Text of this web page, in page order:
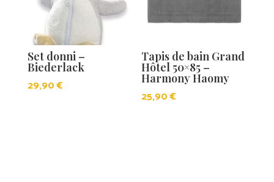
Set donni –
Biederlack
29,90€
Tapis de bain Grand
Hôtel 50×85 –
Harmony Haomy
25,90€